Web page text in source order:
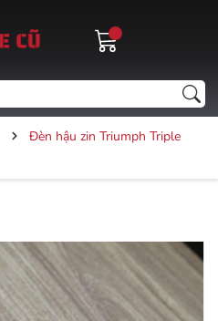
Đèn hậu zin Triumph Triple